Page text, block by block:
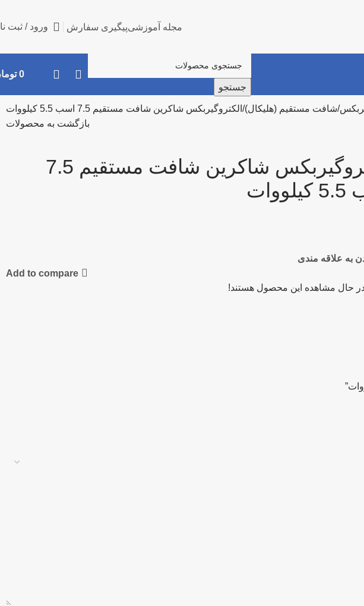
مجله آموزشیپیگیری سفارش ورود / ثبت
جستجو
0
شافت مستقیم (هلیکال) الکتروگیربکس شاکرین شافت مستقیم 7.5 اسب 5.5 کیلووات
بازگشت به محصولات
الکتروگیربکس شاکرین شافت مستقیم 7.5
به علاقه مندی
Add to compare
در حال مشاهده این محصول هستند!